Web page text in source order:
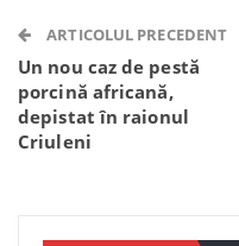
Telegram WhatsApp
ARTICOLUL PRECEDENT
Un nou caz de pestă
porcină africană,
depistat în raionul
Criuleni